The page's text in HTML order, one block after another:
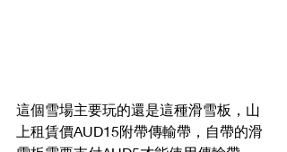
這個雪場主要玩的還是這種滑雪板，山
上租賃價AUD15附帶傳輸帶，自帶的滑